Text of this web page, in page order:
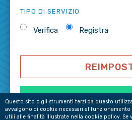
TIPO DI SERVIZIO
Verifica Registra
Questo sito o gli strumenti terzi da questo
avvalgono di cookie necessari al funzionamento
utili alle finalità illustrate nella cookie policy. Se